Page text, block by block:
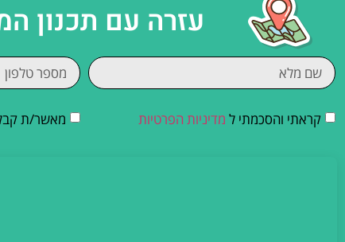
עזרה עם תכנון
קראתי והסכמתי ל מדיניות הפרטיות מאשר/ת